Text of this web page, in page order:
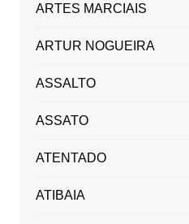
ARTES MARCIAIS
ARTUR NOGUEIRA
ASSALTO
ASSATO
ATENTADO
ATIBAIA